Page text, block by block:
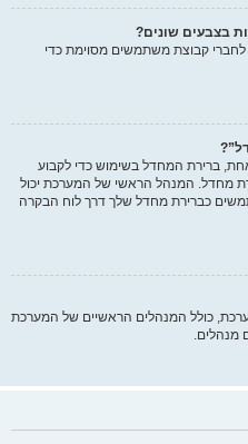
בצבעים שונים?
קבוצת משתמשים מסוימת כדי
ברירת המחדל בשימוש כדי לקבוע
מחדל. המנהל הראשי של המערכת יכול
כברירת מחדל שלך דרך לוח הבקרה
כולל המנהלים הראשיים של המערכת
מנהלים.